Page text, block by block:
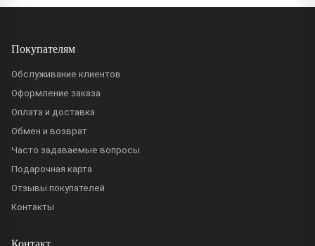
Покупателям
Обслуживание клиентов
Оформление заказа
Оплата и доставка
Обмен и возврат
Часто задаваемые вопросы
Подарочная карта
Отзывы покупателей
Контакты
Контакт